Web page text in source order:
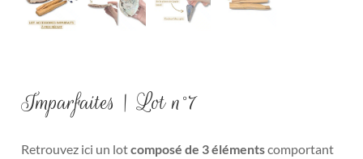
Imparfaites | Lot n°7
Retrouvez ici un lotcomposé de 3 élémentscomportant